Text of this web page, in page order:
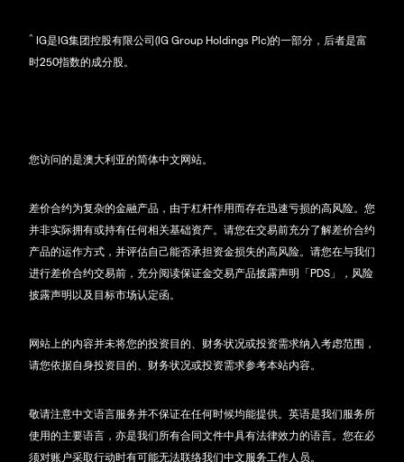
^ IG是IG集团控股有限公司(IG Group Holdings Plc)的一部分，后者是富
时250指数的成分股。
您访问的是澳大利亚的简体中文网站。
差价合约为复杂的金融产品，由于杠杆作用而存在迅速亏损的高风险。您
并非实际拥有或持有任何相关基础资产。请您在交易前充分了解差价合约
产品的运作方式，并评估自己能否承担资金损失的高风险。请您在与我们
进行差价合约交易前，充分阅读保证金交易产品披露声明「PDS」，风险
披露声明以及目标市场认定函。
网站上的内容并未将您的投资目的、财务状况或投资需求纳入考虑范围，
请您依据自身投资目的、财务状况或投资需求参考本站内容。
敬请注意中文语言服务并不保证在任何时候均能提供。英语是我们服务所
使用的主要语言，亦是我们所有合同文件中具有法律效力的语言。您在必
须对账户采取行动时有可能无法联络我们中文服务工作人员。